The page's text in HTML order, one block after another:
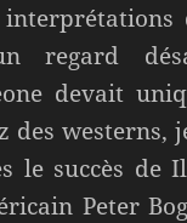
regard
devait
des
le succès de
Peter